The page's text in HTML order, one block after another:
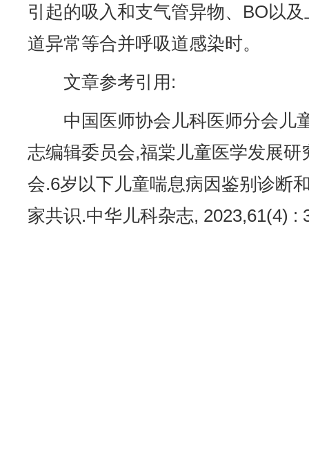
引起的吸入和支气管异物、BO以
道异常等合并呼吸道感染时。
文章参考引用:
中国医师协会儿科医师分会儿
志编辑委员会,福棠儿童医学发展研
会.6岁以下儿童喘息病因鉴别诊断
家共识.中华儿科杂志, 2023,61(4) :